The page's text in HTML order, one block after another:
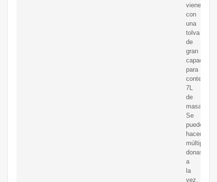
viene
con
una
tolva
de
gran
capacidad
para
contener
7L
de
masa.
Se
pueden
hacer
múltiples
donas
a
la
vez,